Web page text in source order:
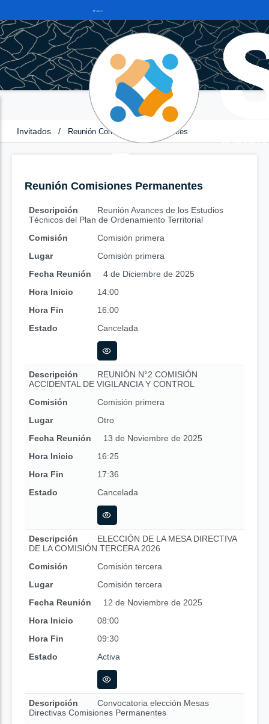
Invitados / Reunión Comisiones Permanentes
Reunión Comisiones Permanentes
Descripción
Reunión Avances de los Estudios
Técnicos del Plan de Ordenamiento Territorial
Comisión
Comisión primera
Lugar
Comisión primera
Fecha Reunión
4 de Diciembre de 2025
Hora Inicio
14:00
Hora Fin
16:00
Estado
Cancelada
Descripción
REUNIÓN N°2 COMISIÓN
ACCIDENTAL DE VIGILANCIA Y CONTROL
Comisión
Comisión primera
Lugar
Otro
Fecha Reunión
13 de Noviembre de 2025
Hora Inicio
16:25
Hora Fin
17:36
Estado
Cancelada
Descripción
ELECCIÓN DE LA MESA DIRECTIVA
DE LA COMISIÓN TERCERA 2026
Comisión
Comisión tercera
Lugar
Comisión tercera
Fecha Reunión
12 de Noviembre de 2025
Hora Inicio
08:00
Hora Fin
09:30
Estado
Activa
Descripción
Convocatoria elección Mesas
Directivas Comisiones Permanentes